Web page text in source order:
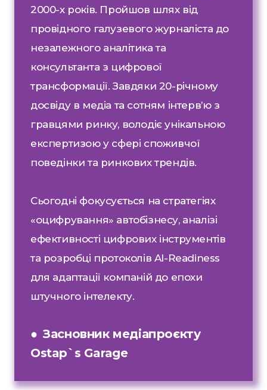
2000-х років. Пройшов шлях від
провідного галузевого журналіста до
незалежного аналітика та
консультанта з цифрової
трансформації. Завдяки 20-річному
досвіду в медіа та сотням інтерв’ю з
гравцями ринку, володіє унікальною
експертизою у сфері споживчої
поведінки та ринкових трендів.
Сьогодні фокусується на стратегіях
«оцифрування» автобізнесу, аналізі
ефективності цифрових інструментів
та розробці протоколів AI-Readiness
для адаптації компаній до епохи
штучного інтелекту.
●Засновник медіапроєкту
Ostap`s Garage